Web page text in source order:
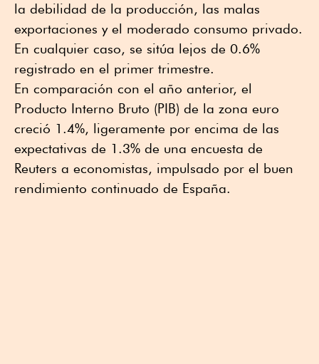
la debilidad de la producción, las malas
exportaciones y el moderado consumo privado.
En cualquier caso, se sitúa lejos de 0.6%
registrado en el primer trimestre.
En comparación con el año anterior, el
Producto Interno Bruto (PIB) de la zona euro
creció 1.4%, ligeramente por encima de las
expectativas de 1.3% de una encuesta de
Reuters a economistas, impulsado por el buen
rendimiento continuado de España.